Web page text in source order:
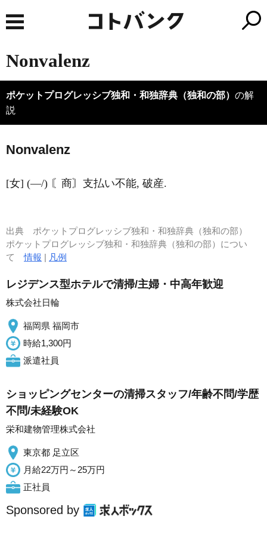
Nonvalenz
ポケットプログレッシブ独和・和独辞典（独和の部） の解
説
Nonvalenz
[女] (―/) 〘商〙支払い不能, 破産.
出典 ポケットプログレッシブ独和・和独辞典（独和の部）
ポケットプログレッシブ独和・和独辞典（独和の部）につい
て情報 | 凡例
レジデンス型ホテルで清掃/主婦・中高年歓迎
株式会社日輪
福岡県 福岡市
時給1,300円
派遣社員
ショッピングセンターの清掃スタッフ/年齢不問/学歴
不問/未経験OK
栄和建物管理株式会社
東京都 足立区
月給22万円～25万円
正社員
Sponsored by